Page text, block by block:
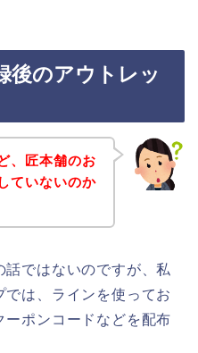
後のアウトレッ
、匠本舗のお
ていないのか
話ではないのですが、私
は、ラインを使ってお
ポンコードなどを配布